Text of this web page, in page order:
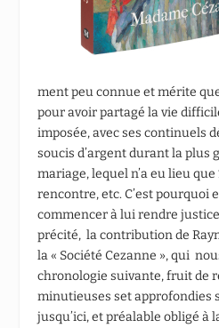
ment peu connue et mérite
pour avoir partagé la vie
imposée, avec ses continuels
soucis d’argent durant la plus
mariage, lequel n’a eu lieu
rencontre, etc. C’est pourquoi
commencer à lui rendre
précité, la contribution de
la « Société Cezanne », qui
chronologie suivante, fruit de
minutieuses set approfondies
jusqu’ici, et préalable obligé à